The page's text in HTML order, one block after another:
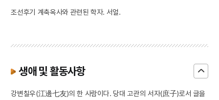
조선후기 계축옥사와 관련된 학자. 서얼.
생애 및 활동사항
강변칠우(江邊七友)의 한 사람이다. 당대 고관의 서자(庶子)로서 글을